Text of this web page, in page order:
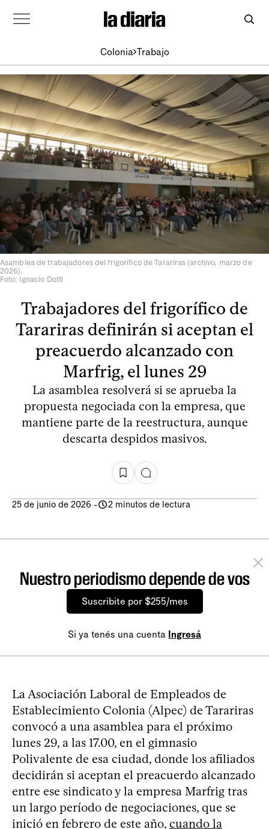
Colonia Trabajo
Asamblea de trabajadores del frigorífico de Tarariras (archivo, marzo de
2026).
Foto: Ignacio Dotti
Trabajadores del frigorífico de
Tarariras definirán si aceptan el
preacuerdo alcanzado con
Marfrig, el lunes 29
La asamblea resolverá si se aprueba la
propuesta negociada con la empresa, que
mantiene parte de la reestructura, aunque
descarta despidos masivos.
25 de junio de 2026 - 2 minutos de lectura
Nuestro periodismo depende de vos
Suscribite por $255/mes
Si ya tenés una cuenta Ingresá
La Asociación Laboral de Empleados de
Establecimiento Colonia (Alpec) de Tarariras
convocó a una asamblea para el próximo
lunes 29, a las 17.00, en el gimnasio
Polivalente de esa ciudad, donde los afiliados
decidirán si aceptan el preacuerdo alcanzado
entre ese sindicato y la empresa Marfrig tras
un largo período de negociaciones, que se
inició en febrero de este año, cuando la